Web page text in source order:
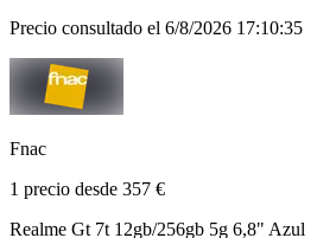
Precio consultado el 6/8/2026 17:10:35
Fnac
1 precio desde 357 €
Realme Gt 7t 12gb/256gb 5g 6,8" Azul